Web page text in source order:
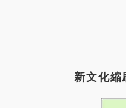
新文化縮